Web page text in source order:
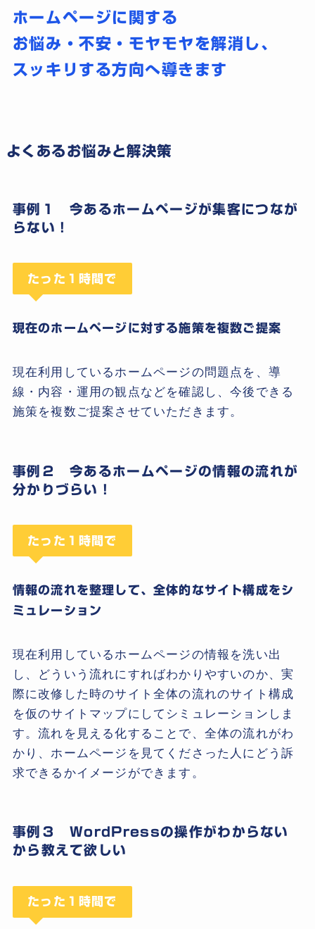
ホームページに関する
お悩み・不安・モヤモヤを解消し、
スッキリする方向へ導きます
よくあるお悩みと解決策
事例１ 今あるホームページが集客につなが
らない！
たった１時間で
現在のホームページに対する施策を複数ご提案
現在利用しているホームページの問題点を、導
線・内容・運用の観点などを確認し、今後できる
施策を複数ご提案させていただきます。
事例２ 今あるホームページの情報の流れが
分かりづらい！
たった１時間で
情報の流れを整理して、全体的なサイト構成をシ
ミュレーション
現在利用しているホームページの情報を洗い出
し、どういう流れにすればわかりやすいのか、実
際に改修した時のサイト全体の流れのサイト構成
を仮のサイトマップにしてシミュレーションしま
す。流れを見える化することで、全体の流れがわ
かり、ホームページを見てくださった人にどう訴
求できるかイメージができます。
事例３ WordPressの操作がわからない
から教えて欲しい
たった１時間で